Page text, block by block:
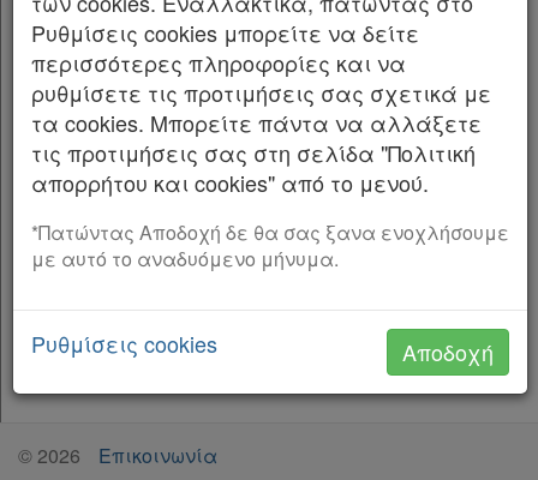
Αναζήτηση
Κ.Α.Δ.
Διακρατικές
Συμφωνίες
Ελλάδας
Πληροφορίες
Εταιρεία
Επικοινωνία
(Από τη Γενική Διεύθυνση Ιθαγένειας του
Υπουργείου Εσωτερικών)
©2026 Επικοινωνία
Ρυθμίσεις cookies μπορείτε να δείτε
περισσότερες πληροφορίες και να
ρυθμίσετε τις προτιμήσεις σας σχετικά με
τα cookies. Μπορείτε πάντα να αλλάξετε
τις προτιμήσεις σας στη σελίδα "Πολιτική
απορρήτου και cookies" από το μενού.
*Πατώντας Αποδοχή δε θα σας ξανα ενοχλήσουμε
με αυτό το αναδυόμενο μήνυμα.
Ρυθμίσεις cookies Αποδοχή